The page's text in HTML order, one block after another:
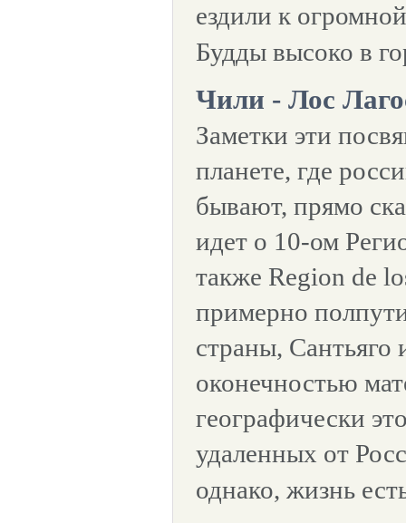
ездили к
Будды высоко в
Чили - Лос
Заметки эти
планете, где
бывают, прямо
идет о 10-ом
также Region de
примерно
страны,
оконечностью
географически
удаленных от
однако, жизнь